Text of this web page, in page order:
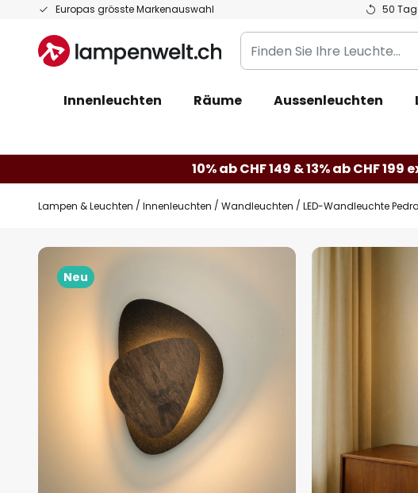
Europas grösste Markenauswahl 50
Zum
springen
Finden
Sie
Leuchte...
Innenleuchten Räume Aussenleuchten
10% ab CHF 149 & 13% ab CHF 199
Lampen & Leuchten Innenleuchten Wandleuchten LED-Wandleuchte
Neu
Zum
Ende